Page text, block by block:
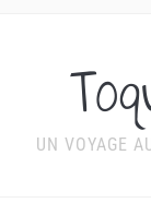
UN VOYAGE